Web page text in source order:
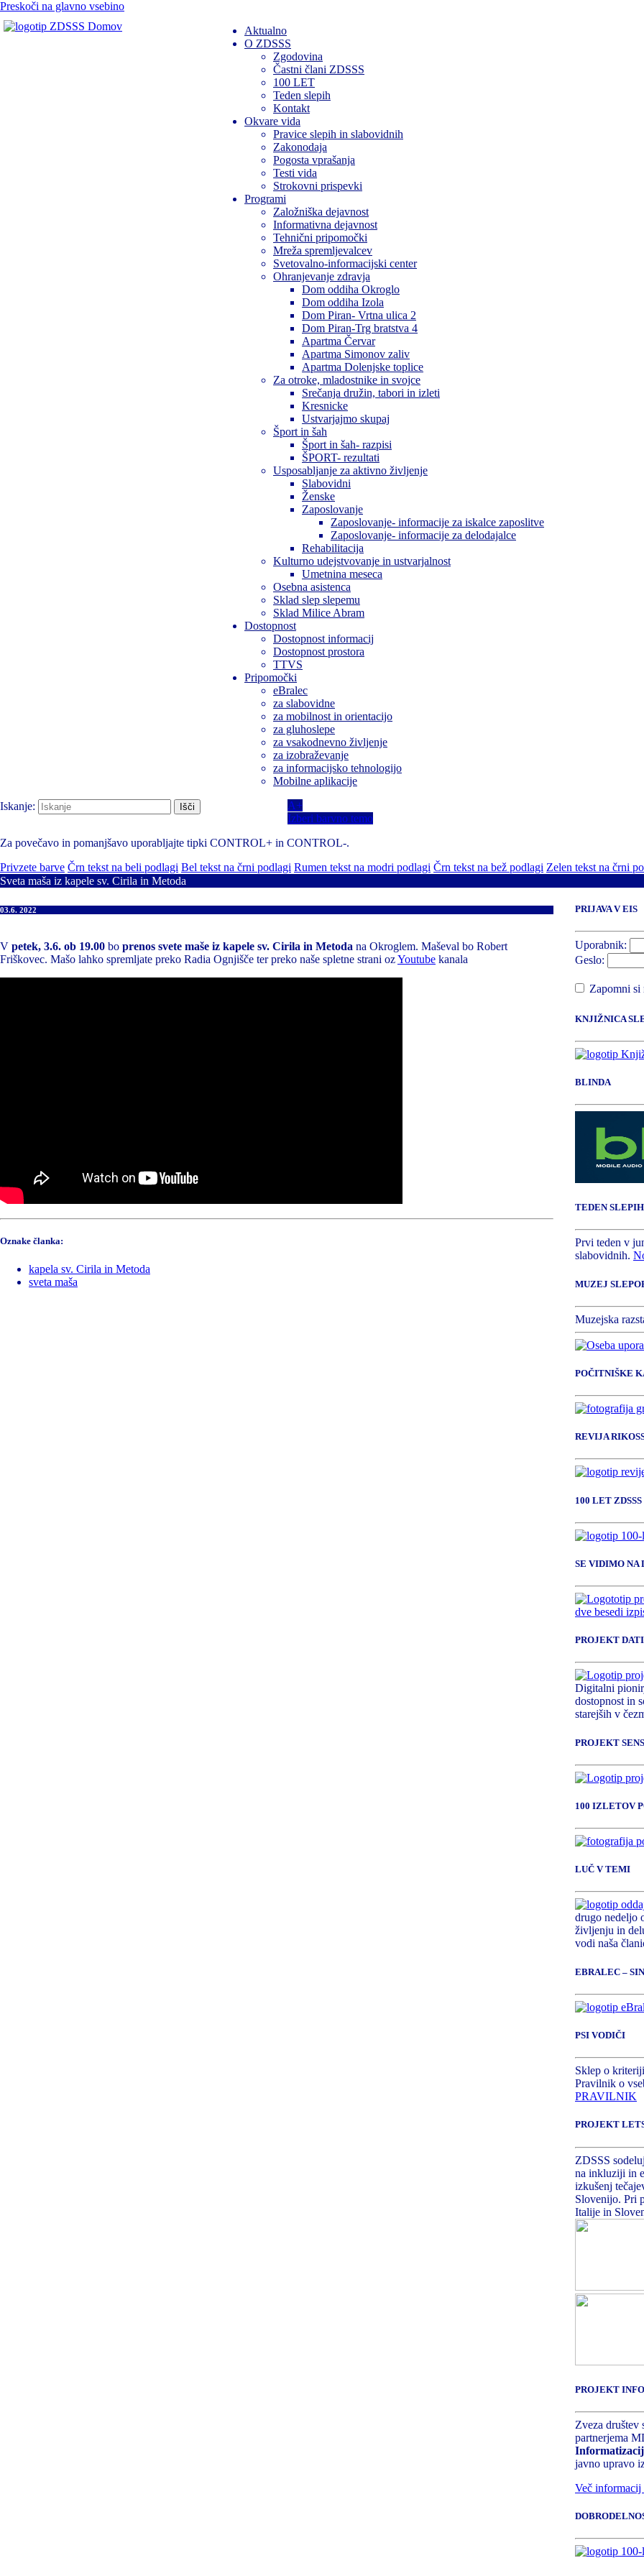
Preskoči na glavno vsebino
Domov
Aktualno
O ZDSSS
Zgodovina
Častni člani ZDSSS
100 LET
Teden slepih
Kontakt
Okvare vida
Pravice slepih in slabovidnih
Zakonodaja
Pogosta vprašanja
Testi vida
Strokovni prispevki
Programi
Založniška dejavnost
Informativna dejavnost
Tehnični pripomočki
Mreža spremljevalcev
Svetovalno-informacijski center
Ohranjevanje zdravja
Dom oddiha Okroglo
Dom oddiha Izola
Dom Piran- Vrtna ulica 2
Dom Piran-Trg bratstva 4
Apartma Červar
Apartma Simonov zaliv
Apartma Dolenjske toplice
Za otroke, mladostnike in svojce
Srečanja družin, tabori in izleti
Kresnicke
Ustvarjajmo skupaj
Šport in šah
Šport in šah- razpisi
ŠPORT- rezultati
Usposabljanje za aktivno življenje
Slabovidni
Ženske
Zaposlovanje
Zaposlovanje- informacije za iskalce zaposlitve
Zaposlovanje- informacije za delodajalce
Rehabilitacija
Kulturno udejstvovanje in ustvarjalnost
Umetnina meseca
Osebna asistenca
Sklad slep slepemu
Sklad Milice Abram
Dostopnost
Dostopnost informacij
Dostopnost prostora
TTVS
Pripomočki
eBralec
za slabovidne
za mobilnost in orientacijo
za gluhoslepe
za vsakodnevno življenje
za izobraževanje
za informacijsko tehnologijo
Mobilne aplikacije
Iskanje:
A+
Izberi barvno temo
Za povečavo in pomanjšavo uporabljajte tipki CONTROL+ in CONTROL-.
Privzete barve Črn tekst na beli podlagi Bel tekst na črni podlagi Rumen tekst na modri podlagi Črn tekst na bež podlagi Zelen tekst na črni
Sveta maša iz kapele sv. Cirila in Metoda
03.6. 2022
V petek, 3.6. ob 19.00 bo prenos svete maše iz kapele sv. Cirila in Metoda na Okroglem. Maševal bo Robert
Friškovec. Mašo lahko spremljate preko Radia Ognjišče ter preko naše spletne strani ozYoutube kanala
Oznake članka:
kapela sv. Cirila in Metoda
sveta maša
PRIJAVA V EIS
Uporabnik:
Geslo:
Zapomni si
KNJIŽNICA
BLINDA
TEDEN
Prvi teden v
slabovidnih.
MUZEJ
Muzejska
POČITNIŠKE
REVIJA
100 LET ZDSSS
SE VIDIMO NA
PROJEKT
Digitalni
dostopnost in
starejših v
PROJEKT
100 IZLETOV
LUČ V TEMI
drugo nedeljo
življenju in
vodi naša
EBRALEC –
PSI VODIČI
Sklep o
Pravilnik o
PRAVILNIK
PROJEKT
ZDSSS
na inkluziji in
izkušenj
Slovenijo. Pri
Italije in
PROJEKT
Zveza društev
partnerjema
javno upravo
Več informacij